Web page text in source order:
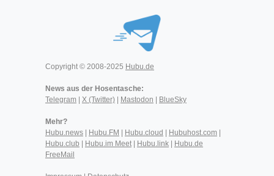
Copyright © 2008-2025 Hubu.de
News aus der Hosentasche:
Telegram
X (Twitter) Mastodon BlueSky
Mehr?
Hubu.news
Hubu.FM Hubu.cloud Hubuhost.com
Hubu.club
Hubu.im Meet| Hubu.link
Hubu.de
FreeMail